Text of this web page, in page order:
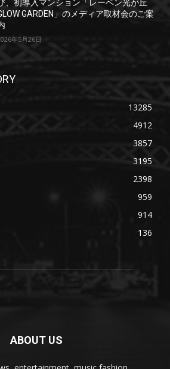
、初導入マンション「レーベン光が丘
GARDEN」のメディア取材会のご案
年5月26日
13285
4912
3857
3195
2398
959
914
136
ABOUT US